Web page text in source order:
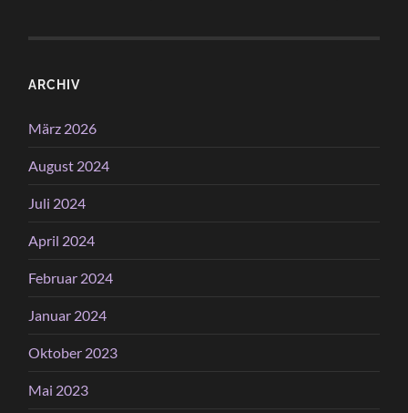
ARCHIV
März 2026
August 2024
Juli 2024
April 2024
Februar 2024
Januar 2024
Oktober 2023
Mai 2023